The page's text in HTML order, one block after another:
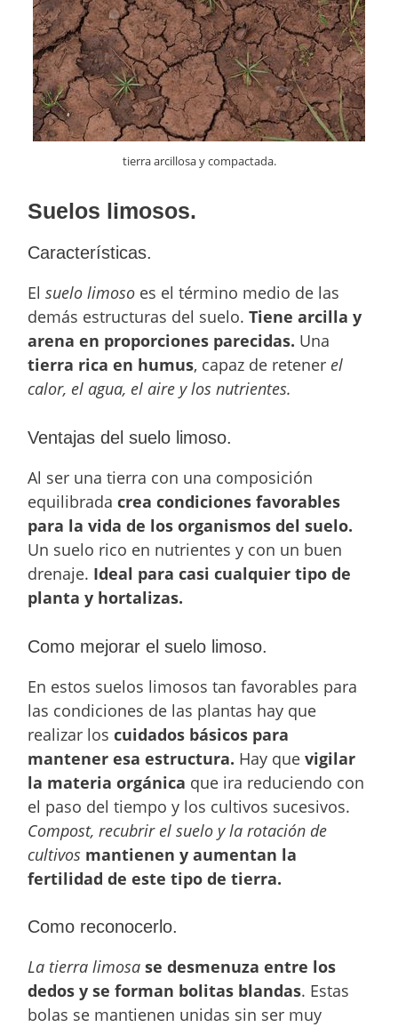
tierra arcillosa y compactada.
Suelos limosos.
Características.
Elsuelo limoso es el término medio de las
demás estructuras del suelo.Tiene arcilla y
arena en proporciones parecidas. Una
tierra rica en humus, capaz de retener el
calor, el agua, el aire y los nutrientes.
Ventajas del suelo limoso.
Al ser una tierra con una composición
equilibrada crea condiciones favorables
para la vida de los organismos del suelo.
Un suelo rico en nutrientes y con un buen
drenaje. Ideal para casi cualquier tipo de
planta y hortalizas.
Como mejorar el suelo limoso.
En estos suelos limosos tan favorables para
las condiciones de las plantas hay que
realizar los cuidados básicos para
mantener esa estructura. Hay quevigilar
la materia orgánica que ira reduciendo con
el paso del tiempo y los cultivos sucesivos.
Compost, recubrir el suelo y la rotación de
cultivos mantienen y aumentan la
fertilidad de este tipo de tierra.
Como reconocerlo.
La tierra limosa se desmenuza entre los
dedos y se forman bolitas blandas. Estas
bolas se mantienen unidas sin ser muy